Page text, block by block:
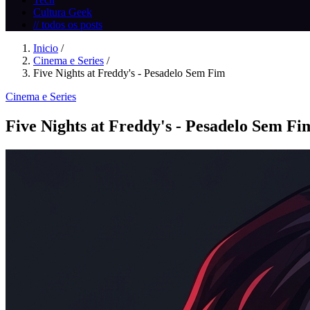
Cultura Geek
// todos os posts
Inicio /
Cinema e Series /
Five Nights at Freddy's - Pesadelo Sem Fim
Cinema e Series
Five Nights at Freddy's - Pesadelo Sem